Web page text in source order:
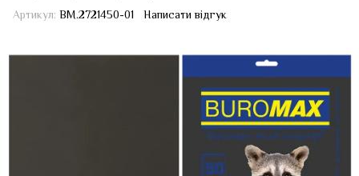
Артикул: BM.2721450-01 Написати відгук